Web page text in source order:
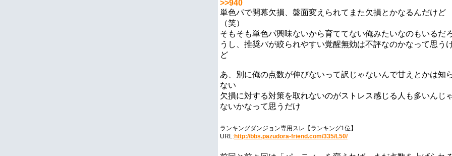
>>940
単色パで開幕欠損、盤面変えられてまた欠損とかなるんだけど
（笑）
そもそも単色パ興味ないから育ててない俺みたいなのもいるだ
うし、推奨パが絞られやすい覚醒無効は不評なのかなって思う
ど
あ、別に俺の点数が伸びないって訳じゃないんで甘えとかは知
ない
欠損に対する対策を取れないのがストレス感じる人も多いんじ
ないかなって思うだけ
ランキングダンジョン専用スレ【ランキング1位】
URL:http://bbs.pazudora-friend.com/335/L50/